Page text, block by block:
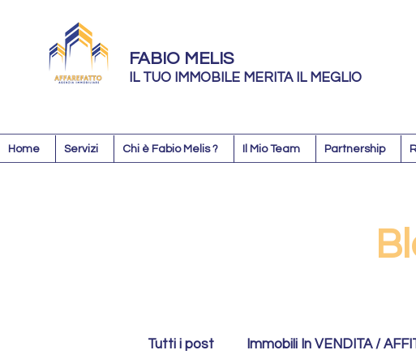
FABIO MELIS
IL TUO IMMOBILE MERITA IL MEGLIO
Home Servizi Chi è Fabio Melis ? Il Mio Team Partnership
Tutti i post Immobili In VENDITA /